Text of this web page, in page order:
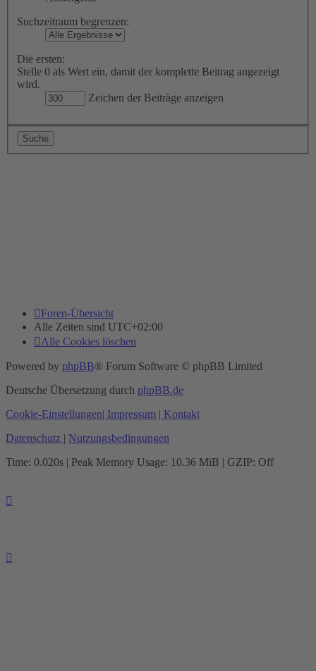
Suchzeitraum begrenzen:
Die ersten:
Stelle 0 als Wert ein, damit der komplette Beitrag angezeigt
wird.
Zeichen der Beiträge anzeigen
Foren-Übersicht
Alle Zeiten sind UTC+02:00
Alle Cookies löschen
Powered by phpBB® Forum Software © phpBB Limited
Deutsche Übersetzung durch phpBB.de
Cookie-Einstellungen| Impressum | Kontakt
Datenschutz | Nutzungsbedingungen
Time: 0.020s | Peak Memory Usage: 10.36 MiB | GZIP: Off